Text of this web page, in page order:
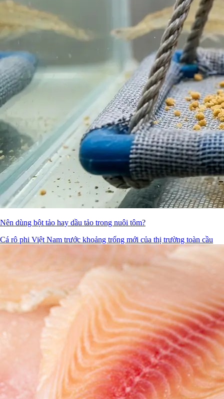
Nên dùng bột tảo hay dầu tảo trong nuôi tôm?
Cá rô phi Việt Nam trước khoảng trống mới của thị trường toàn cầu